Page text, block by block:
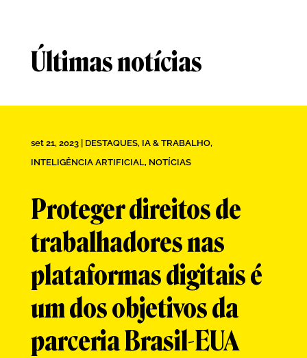
Últimas notícias
set 21, 2023| DESTAQUES, IA & TRABALHO,
INTELIGÊNCIA ARTIFICIAL, NOTÍCIAS
Proteger direitos de
trabalhadores nas
plataformas digitais é
um dos objetivos da
parceria Brasil-EUA